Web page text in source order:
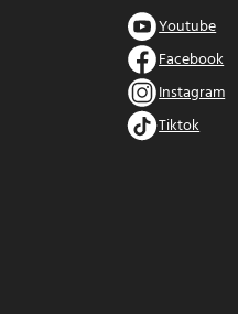
Youtube
Facebook
Instagram
Tiktok